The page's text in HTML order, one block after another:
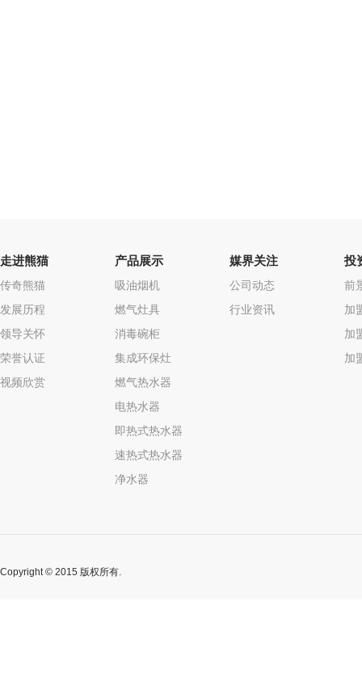
走进熊猫
传奇熊猫
发展历程
领导关怀
荣誉认证
视频欣赏
产品展示
吸油烟机
燃气灶具
消毒碗柜
集成环保灶
燃气热水器
电热水器
即热式热水器
速热式热水器
净水器
媒界关注
公司动态
行业资讯
投
前
加
加
加
Copyright © 2015 版权所有.